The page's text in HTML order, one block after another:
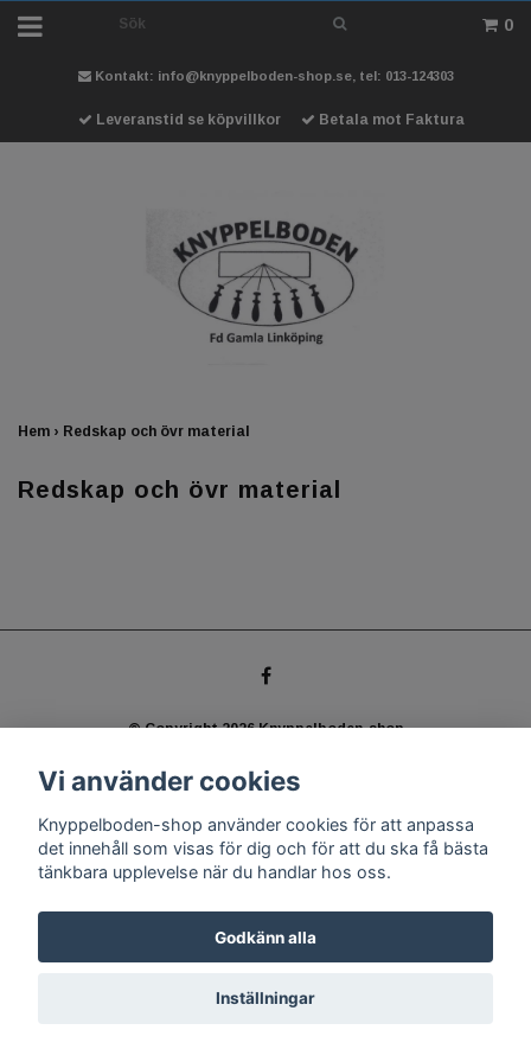
0
Kontakt: info@knyppelboden-shop.se, tel: 013-124303
Leveranstid se köpvillkor Betala mot Faktura
Hem › Redskap och övr material
Redskap och övr material
© Copyright 2026 Knyppelboden-shop
Vi använder cookies
Knyppelboden-shop använder cookies för att anpassa
det innehåll som visas för dig och för att du ska få bästa
tänkbara upplevelse när du handlar hos oss.
Godkänn alla
Inställningar